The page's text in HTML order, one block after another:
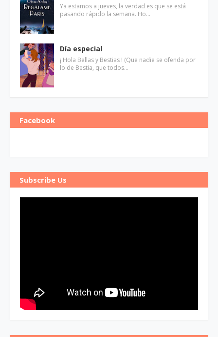
Ya estamos a jueves, la verdad es que se está
pasando rápido la semana. Ho…
Día especial
¡ Hola Bellas y Bestias ! (Que nadie se ofenda por
lo de Bestia, que todos…
Facebook
Subscribe Us